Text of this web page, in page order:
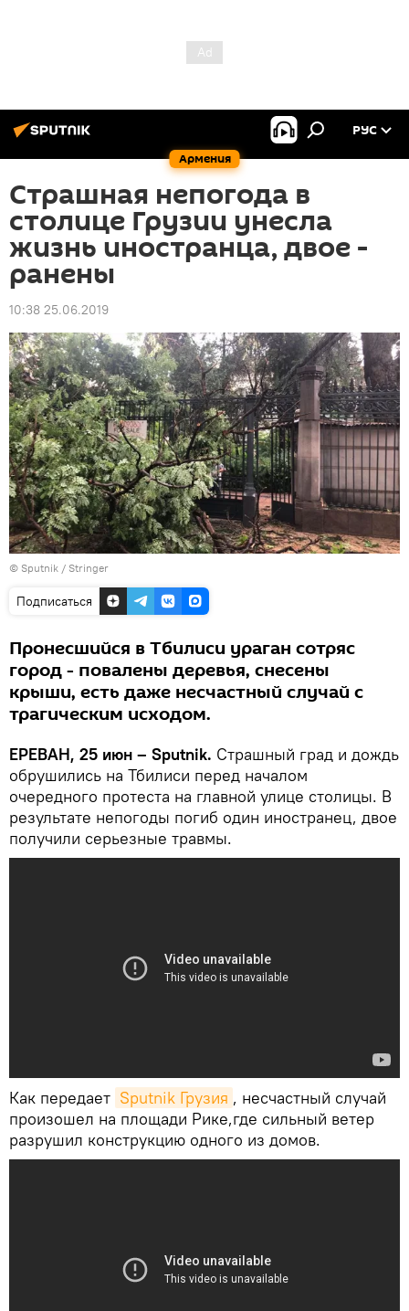
Армения
РУС
Страшная непогода в
столице Грузии унесла
жизнь иностранца, двое -
ранены
10:38 25.06.2019
© Sputnik / Stringer
Подписаться
Пронесшийся в Тбилиси ураган сотряс
город - повалены деревья, снесены
крыши, есть даже несчастный случай с
трагическим исходом.
ЕРЕВАН, 25 июн – Sputnik. Страшный град и дождь
обрушились на Тбилиси перед началом
очередного протеста на главной улице столицы. В
результате непогоды погиб один иностранец, двое
получили серьезные травмы.
Как передает Sputnik Грузия , несчастный случай
произошел на площади Рике,где сильный ветер
разрушил конструкцию одного из домов.